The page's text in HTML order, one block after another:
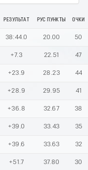
8
РЕЗУЛЬТАТ РУС ПУНКТЫ ОЧКИ
38:44.0 20.00 50
+7.3 22.51 47
+23.9 28.23 44
+28.9 29.95 41
+36.8 32.67 38
+39.0 33.43 35
+39.6 33.63 32
+51.7 37.80 30